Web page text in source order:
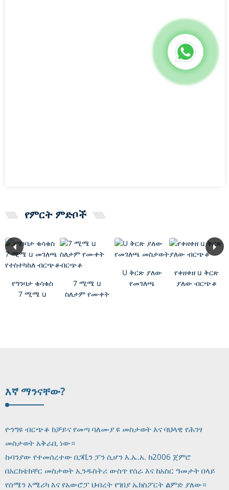
የምርት ምድቦች
የግንባታ ቁሳቁስ
7 ሚሜ u
7 ሚሜ u
ስለታም የሙቀት
U ቅርጽ ያለው
የመገለጫ
የቀዘቀዘ u ቅርጽ
ያለው ብርጭቆ
እኛ ማንናቸው?
ዮንግዩ ብርጭቆ ከቻይና የመጣ ባለሙያ ዩ መስታወት እና ባህላዊ የሕንፃ
መስታወት አቅራቢ ነው።
ኩባንያው የተመሰረተው በጋቪን ፓን ሲሆን እ.ኤ.አ. ከ2006 ጀምሮ
በአርክቴክቸር መስታወት ኢንዱስትሪ ውስጥ የሰራ እና ከአስር ዓመታት በላይ
የሰሜን አሜሪካ እና የአውሮፓ ህብረት የገበያ ኤክስፖርት ልምድ ያለው።